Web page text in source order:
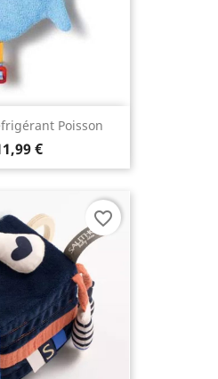
Poisson
€
favorite_border